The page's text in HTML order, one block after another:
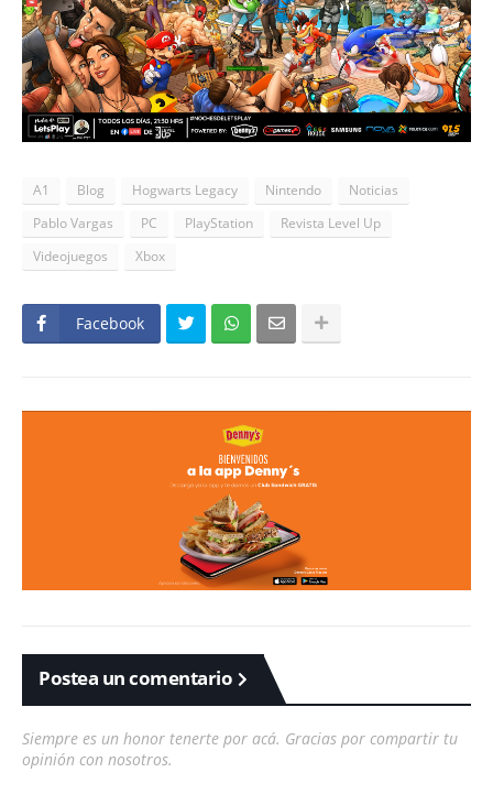
A1 Blog Hogwarts Legacy Nintendo
Noticias
Pablo Vargas
PC PlayStation
Revista Level Up
Videojuegos
Xbox
Facebook
Postea un comentario
Siempre es un honor tenerte por acá. Gracias por compartir tu
opinión con nosotros.